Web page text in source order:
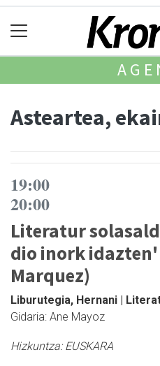
Asteartea,
19:00
20:00
Literatur
dio inork
Marquez)
Liburutegia, Hernani |
Gidaria: Ane Mayoz
Hizkuntza:EUSKARA